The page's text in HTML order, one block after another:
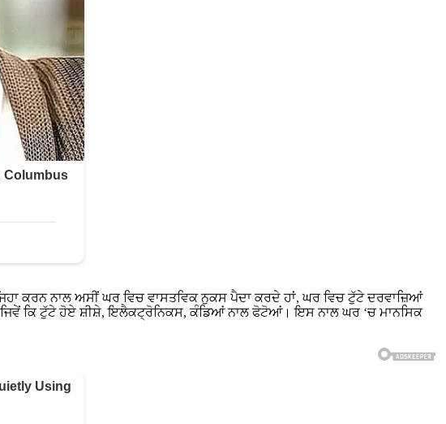
ਕਰਨ ਨਾਲ ਅਸੀਂ ਘਰ ਵਿਚ ਵਾਸਤਵਿਕ ਨੁਕਸ ਪੈਦਾ ਕਰਦੇ ਹਾਂ, ਘਰ ਵਿਚ ਟੁੱਟੇ ਦਰਵਾਜ਼ਿਆਂ
ਜਿਵੇਂ ਕਿ ਟੁੱਟੇ ਹੋਏ ਸ਼ੀਸ਼ੇ, ਇਲੈਕਟ੍ਰੋਨਿਕਸ, ਕੰਡਿਆਂ ਨਾਲ ਫੋਟੋਆਂ। ਇਸ ਨਾਲ ਘਰ ‘ਚ ਮਾਨਸਿਕ